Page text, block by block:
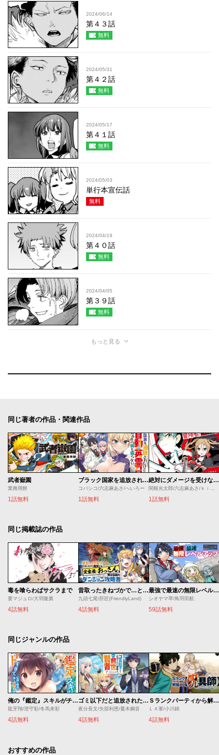
2024/06/14
第４３話
無料
2024/05/31
第４２話
無料
2024/05/17
第４１話
無料
2024/05/03
単行本宣伝話
無料
2024/04/19
第４０話
無料
2024/04/05
第３９話
無料
もっと見る
同じ著者の作品・関連作品
武者嶽園
業務用餅
1話無料
ブラック国家を追放されたけど【全自動・英霊召喚】があるから何も困らない。
コバシコ/六志麻あさ/へいろー
1話無料
絶対にダメージを受けないスキルをもらったので、冒険者として無双してみる
関根光太郎/六志麻あさ/ｋｉｓｕｉ
1話無料
同じ掲載誌の作品
毒を喰らわばサクラまで
要マジュロ/大羽隆廣
4話無料
昔取ったきねづかで…と言いながら無双する定食屋のおっさん、実は伝説のダンジョン攻略者
九頭七尾/肝匠(FriendlyLand)
4話無料
最強で最速の無限レベルアップ ～スキル【経験値１０００倍】と【レベルフリー】でレベル上限の枷が外れた俺は無双する～
シオヤマ琴/鳥羽田航
59話無料
同じジャンルの作品
俺の『鑑定』スキルがチートすぎて
龍牙翔/澄守彩/冬馬来彩
4話無料
ゴミ以下だと追放された使用人、実は前世賢者です ～史上最強の賢者、世界最高峰の学園に通う～
夜分長文/矢部利恩/蔓木鋼音
4話無料
Ｓランクパーティから解雇された【呪具師】～『呪いのアイテム』しか作れませんが、その性能はアーティファクト級なり……！～
ＬＡ軍/小川錦
4話無料
おすすめの作品